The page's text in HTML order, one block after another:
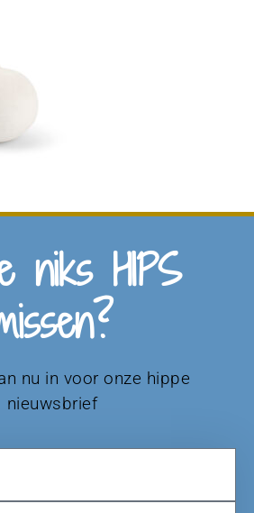
niks HIPS
nu in voor onze hippe
nieuwsbrief